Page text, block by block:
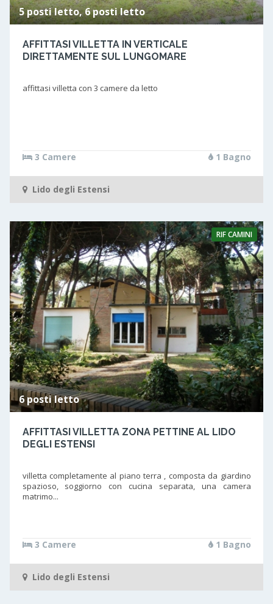
5 posti letto, 6 posti letto
AFFITTASI VILLETTA IN VERTICALE
DIRETTAMENTE SUL LUNGOMARE
affittasi villetta con 3 camere da letto
3 Camere 1 Bagno
Lido degli Estensi
RIFCAMINI
6 posti letto
AFFITTASI VILLETTA ZONA PETTINE AL LIDO
DEGLI ESTENSI
villetta completamente al piano terra , composta da giardino
spazioso, soggiorno con cucina separata, una camera
matrimo...
3 Camere 1 Bagno
Lido degli Estensi